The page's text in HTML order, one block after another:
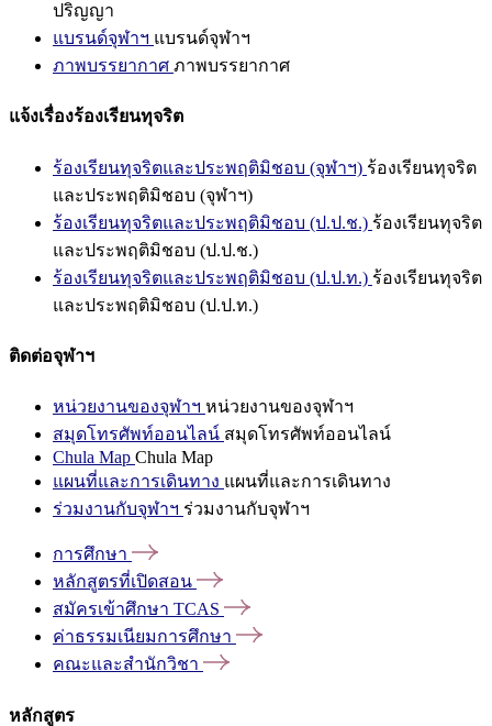
ปริญญา
แบรนด์จุฬาฯ แบรนด์จุฬาฯ
ภาพบรรยากาศ ภาพบรรยากาศ
แจ้งเรื่องร้องเรียนทุจริต
ร้องเรียนทุจริตและประพฤติมิชอบ (จุฬาฯ) ร้องเรียนทุจริต
และประพฤติมิชอบ (จุฬาฯ)
ร้องเรียนทุจริตและประพฤติมิชอบ (ป.ป.ช.) ร้องเรียนทุจริต
และประพฤติมิชอบ (ป.ป.ช.)
ร้องเรียนทุจริตและประพฤติมิชอบ (ป.ป.ท.) ร้องเรียนทุจริต
และประพฤติมิชอบ (ป.ป.ท.)
ติดต่อจุฬาฯ
หน่วยงานของจุฬาฯ หน่วยงานของจุฬาฯ
สมุดโทรศัพท์ออนไลน์ สมุดโทรศัพท์ออนไลน์
Chula Map Chula Map
แผนที่และการเดินทาง แผนที่และการเดินทาง
ร่วมงานกับจุฬาฯ ร่วมงานกับจุฬาฯ
การศึกษา
หลักสูตรที่เปิดสอน
สมัครเข้าศึกษา TCAS
ค่าธรรมเนียมการศึกษา
คณะและสำนักวิชา
หลักสูตร